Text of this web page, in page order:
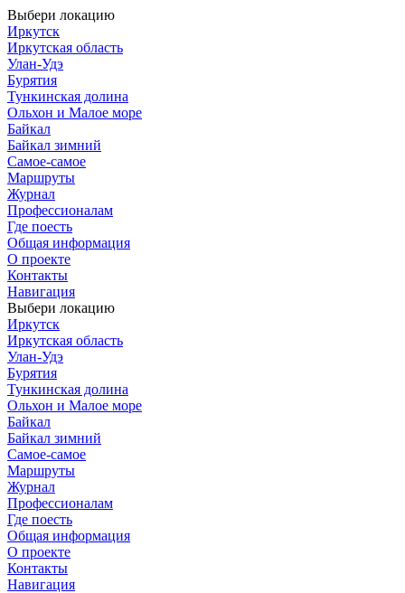
Выбери локацию
Иркутск
Иркутская область
Улан-Удэ
Бурятия
Тункинская долина
Ольхон и Малое море
Байкал
Байкал зимний
Самое-самое
Маршруты
Журнал
Профессионалам
Где поесть
Общая информация
О проекте
Контакты
Навигация
Выбери локацию
Иркутск
Иркутская область
Улан-Удэ
Бурятия
Тункинская долина
Ольхон и Малое море
Байкал
Байкал зимний
Самое-самое
Маршруты
Журнал
Профессионалам
Где поесть
Общая информация
О проекте
Контакты
Навигация